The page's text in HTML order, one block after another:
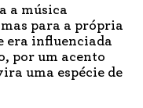
a música
para a própria
era influenciada
por um acento
uma espécie de